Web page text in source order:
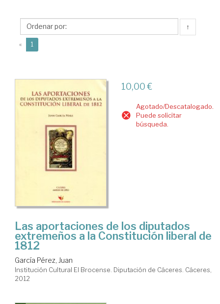
Institución
Cultural
El
Diputación
de
Cáceres
↑
« 1
10,00 €
Agotado/Descatalogado.
Puede solicitar
búsqueda.
Las aportaciones de los diputados
extremeños a la Constitución liberal de
1812
García Pérez, Juan
Institución Cultural El Brocense. Diputación de Cáceres. Cáceres,
2012